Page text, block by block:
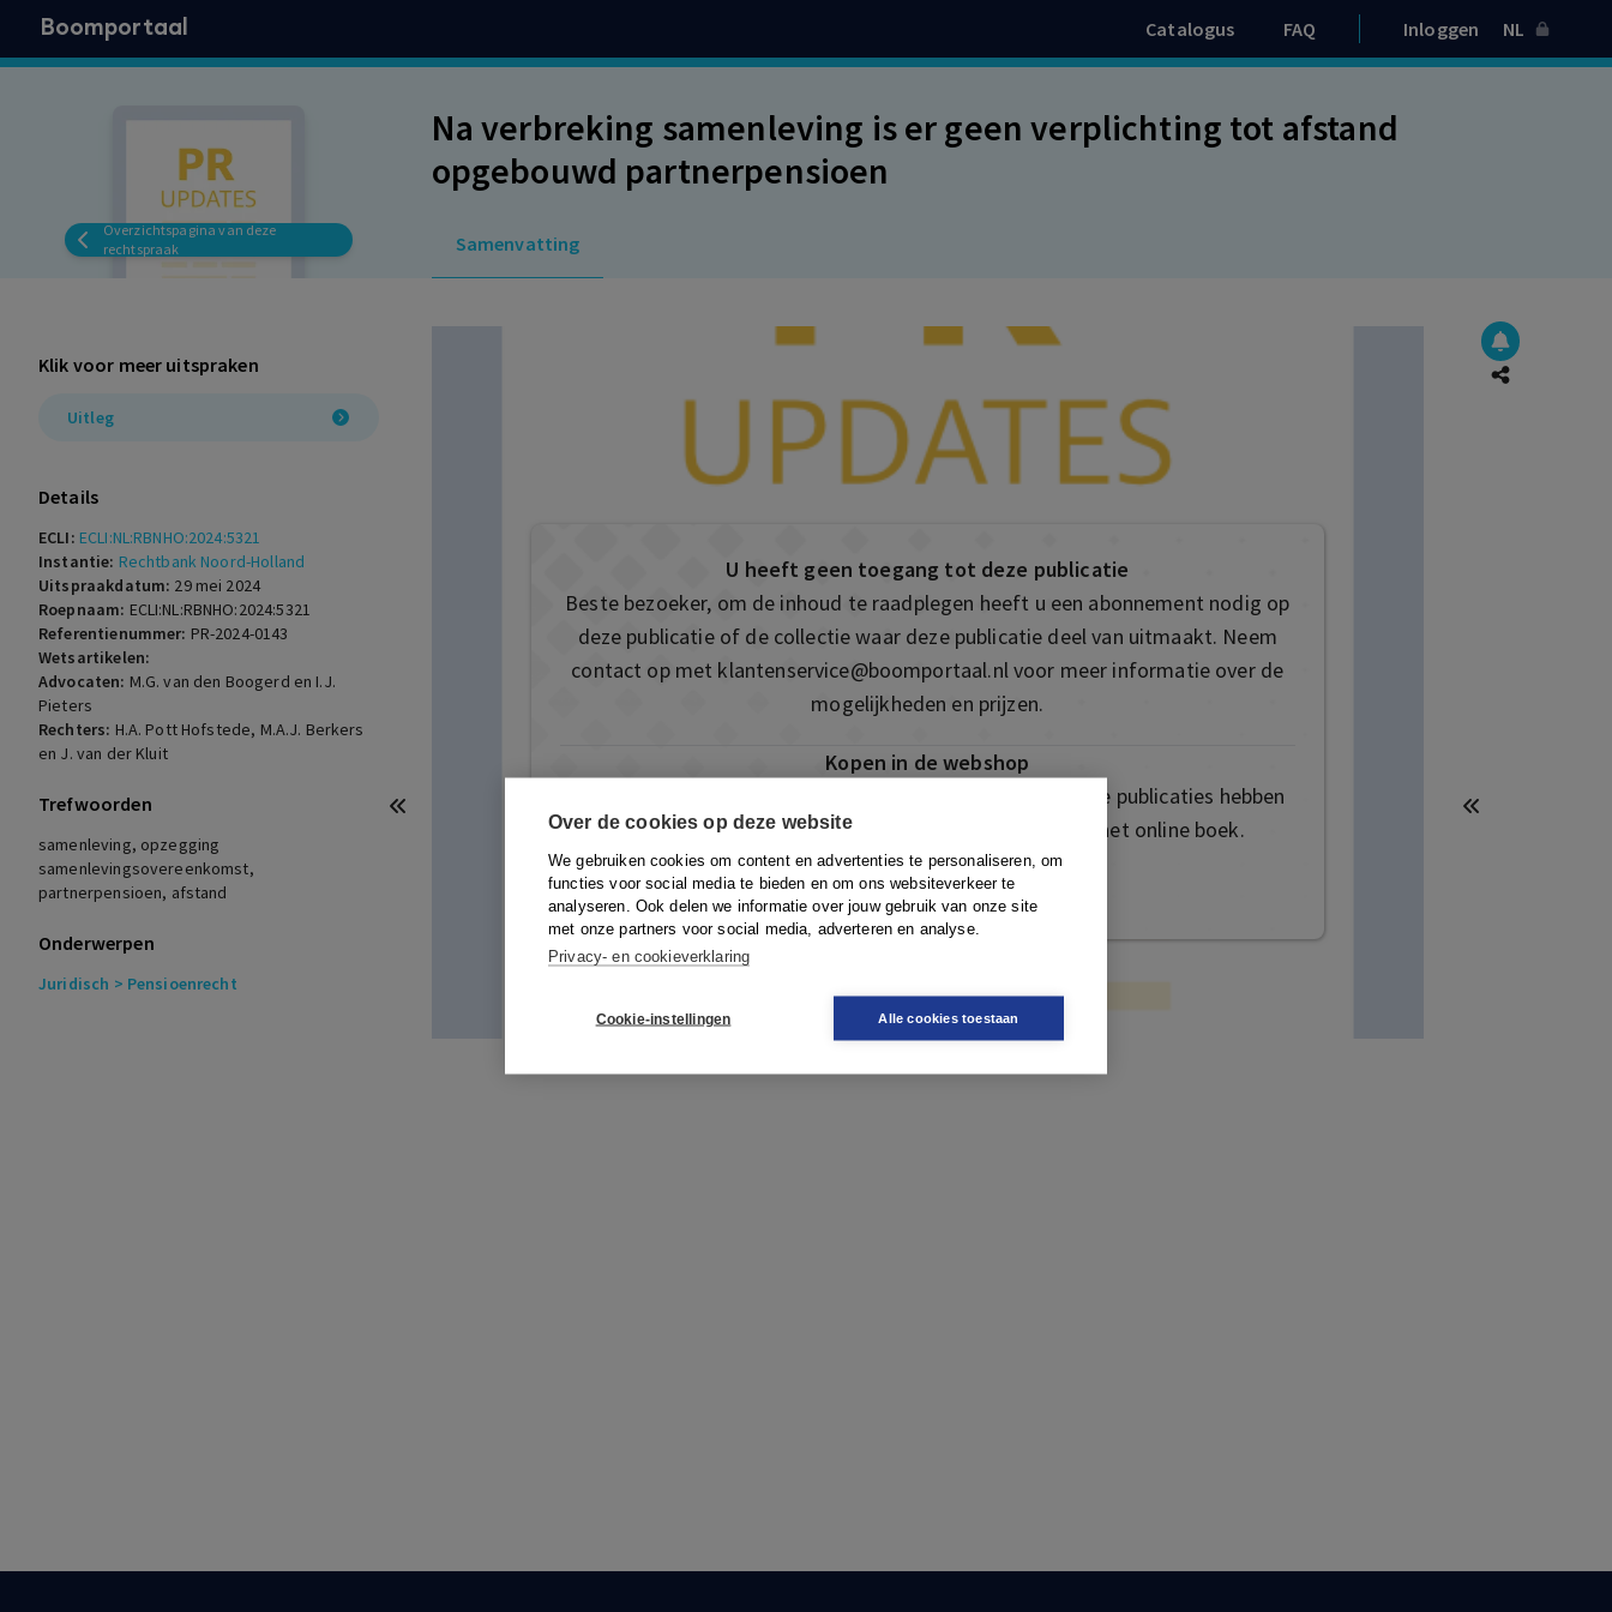
Over de cookies op deze website
We gebruiken cookies om content en advertenties te personaliseren, om
functies voor social media te bieden en om ons websiteverkeer te
analyseren. Ook delen we informatie over jouw gebruik van onze site
met onze partners voor social media, adverteren en analyse.
Privacy- en cookieverklaring
Cookie-instellingen Alle cookies toestaan
Boomportaal Catalogus FAQ Inloggen NL
Overzichtspagina van deze
rechtspraak
Na verbreking samenleving is er geen verplichting tot afstand
opgebouwd partnerpensioen
Samenvatting
Klik voor meer uitspraken
Uitleg
Details
ECLI: ECLI:NL:RBNHO:2024:5321
Instantie: Rechtbank Noord-Holland
Uitspraakdatum: 29 mei 2024
Roepnaam: ECLI:NL:RBNHO:2024:5321
Referentienummer: PR-2024-0143
Wetsartikelen:
Advocaten: M.G. van den Boogerd en I.J.
Pieters
Rechters: H.A. Pott Hofstede, M.A.J. Berkers
en J. van der Kluit
Trefwoorden
samenleving, opzegging
samenlevingsovereenkomst,
partnerpensioen, afstand
Onderwerpen
Juridisch > Pensioenrecht
U heeft geen toegang tot deze publicatie
Beste bezoeker, om de inhoud te raadplegen heeft u een abonnement nodig op
deze publicatie of de collectie waar deze publicatie deel van uitmaakt. Neem
contact op met klantenservice@boomportaal.nlvoor meer informatie over de
mogelijkheden en prijzen.
Kopen in de webshop
Deze publicatie is ook te vinden in onze webshop. Sommige publicaties hebben
ook de mogelijkheid om direct toegang te kopen tot het online boek.
Naar de webshop